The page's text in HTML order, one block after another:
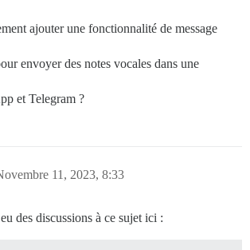
ajouter une fonctionnalité de message
envoyer des notes vocales dans une
et Telegram ?
11, 2023, 8:33
des discussions à ce sujet ici :